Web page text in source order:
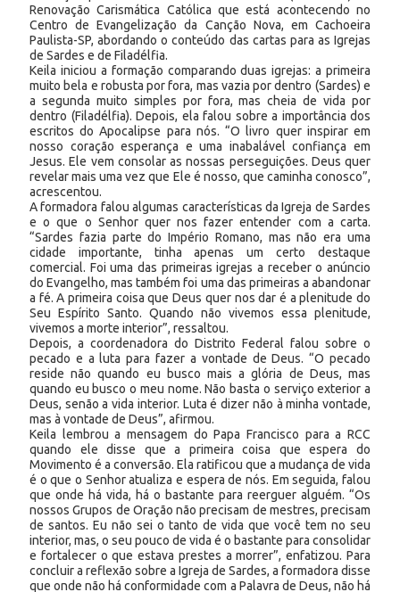
Renovação Carismática Católica que está acontecendo no
Centro de Evangelização da Canção Nova, em Cachoeira
Paulista-SP, abordando o conteúdo das cartas para as Igrejas
de Sardes e de Filadélfia.
Keila iniciou a formação comparando duas igrejas: a primeira
muito bela e robusta por fora, mas vazia por dentro (Sardes) e
a segunda muito simples por fora, mas cheia de vida por
dentro (Filadélfia). Depois, ela falou sobre a importância dos
escritos do Apocalipse para nós. “O livro quer inspirar em
nosso coração esperança e uma inabalável confiança em
Jesus. Ele vem consolar as nossas perseguições. Deus quer
revelar mais uma vez que Ele é nosso, que caminha conosco”,
acrescentou.
A formadora falou algumas características da Igreja de Sardes
e o que o Senhor quer nos fazer entender com a carta.
“Sardes fazia parte do Império Romano, mas não era uma
cidade importante, tinha apenas um certo destaque
comercial. Foi uma das primeiras igrejas a receber o anúncio
do Evangelho, mas também foi uma das primeiras a abandonar
a fé. A primeira coisa que Deus quer nos dar é a plenitude do
Seu Espírito Santo. Quando não vivemos essa plenitude,
vivemos a morte interior”, ressaltou.
Depois, a coordenadora do Distrito Federal falou sobre o
pecado e a luta para fazer a vontade de Deus. “O pecado
reside não quando eu busco mais a glória de Deus, mas
quando eu busco o meu nome. Não basta o serviço exterior a
Deus, senão a vida interior. Luta é dizer não à minha vontade,
mas à vontade de Deus”, afirmou.
Keila lembrou a mensagem do Papa Francisco para a RCC
quando ele disse que a primeira coisa que espera do
Movimento é a conversão. Ela ratificou que a mudança de vida
é o que o Senhor atualiza e espera de nós. Em seguida, falou
que onde há vida, há o bastante para reerguer alguém. “Os
nossos Grupos de Oração não precisam de mestres, precisam
de santos. Eu não sei o tanto de vida que você tem no seu
interior, mas, o seu pouco de vida é o bastante para consolidar
e fortalecer o que estava prestes a morrer”, enfatizou. Para
concluir a reflexão sobre a Igreja de Sardes, a formadora disse
que onde não há conformidade com a Palavra de Deus, não há